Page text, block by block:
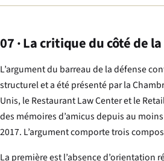
07 · La critique du côté de
L’argument du barreau de la défense
structurel et a été présenté par la
Unis, le Restaurant Law Center et le
des mémoires d’amicus depuis au
2017. L’argument comporte trois
La première est l’absence d’orientation